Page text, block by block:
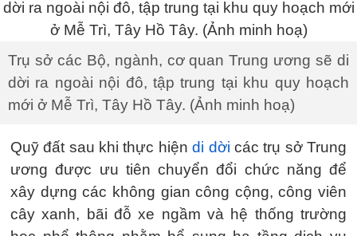
Trụ sở các Bộ, ngành, cơ quan Trung ương sẽ di
dời ra ngoài nội đô, tập trung tại khu quy hoạch
mới ở Mễ Trì, Tây Hồ Tây. (Ảnh minh hoạ)
Quỹ đất sau khi thực hiệndi dời các trụ sở Trung
ương được ưu tiên chuyển đổi chức năng để
xây dựng các không gian công cộng, công viên
cây xanh, bãi đỗ xe ngầm và hệ thống trường